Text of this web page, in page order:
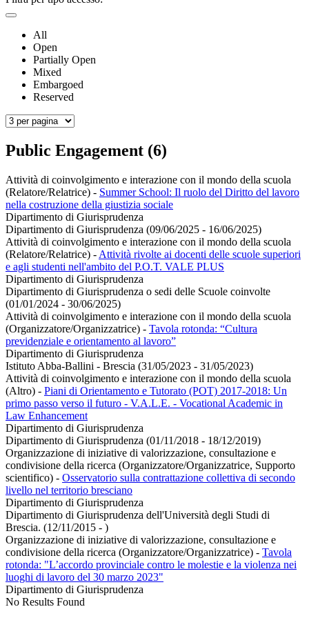
All
Open
Partially Open
Mixed
Embargoed
Reserved
Public Engagement (6)
Attività di coinvolgimento e interazione con il mondo della scuola
(Relatore/Relatrice) - Summer School: Il ruolo del Diritto del lavoro
nella costruzione della giustizia sociale
Dipartimento di Giurisprudenza
Dipartimento di Giurisprudenza (09/06/2025 - 16/06/2025)
Attività di coinvolgimento e interazione con il mondo della scuola
(Relatore/Relatrice) - Attività rivolte ai docenti delle scuole superiori
e agli studenti nell'ambito del P.O.T. VALE PLUS
Dipartimento di Giurisprudenza
Dipartimento di Giurisprudenza o sedi delle Scuole coinvolte
(01/01/2024 - 30/06/2025)
Attività di coinvolgimento e interazione con il mondo della scuola
(Organizzatore/Organizzatrice) - Tavola rotonda: “Cultura
previdenziale e orientamento al lavoro”
Dipartimento di Giurisprudenza
Istituto Abba-Ballini - Brescia (31/05/2023 - 31/05/2023)
Attività di coinvolgimento e interazione con il mondo della scuola
(Altro) - Piani di Orientamento e Tutorato (POT) 2017-2018: Un
primo passo verso il futuro - V.A.L.E. - Vocational Academic in
Law Enhancement
Dipartimento di Giurisprudenza
Dipartimento di Giurisprudenza (01/11/2018 - 18/12/2019)
Organizzazione di iniziative di valorizzazione, consultazione e
condivisione della ricerca (Organizzatore/Organizzatrice, Supporto
scientifico) - Osservatorio sulla contrattazione collettiva di secondo
livello nel territorio bresciano
Dipartimento di Giurisprudenza
Dipartimento di Giurisprudenza dell'Università degli Studi di
Brescia. (12/11/2015 - )
Organizzazione di iniziative di valorizzazione, consultazione e
condivisione della ricerca (Organizzatore/Organizzatrice) - Tavola
rotonda: "L’accordo provinciale contro le molestie e la violenza nei
luoghi di lavoro del 30 marzo 2023"
Dipartimento di Giurisprudenza
No Results Found